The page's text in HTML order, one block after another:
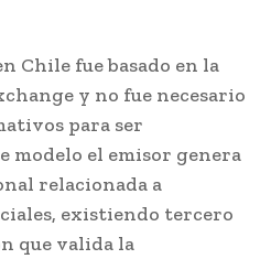
Chile fue basado en la
y no fue necesario
para ser
modelo el emisor genera
relacionada a
existiendo tercero
que valida la